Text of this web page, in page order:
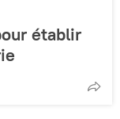
établir